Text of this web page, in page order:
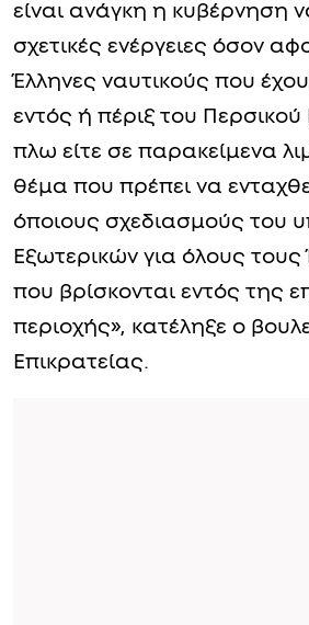
είναι ανάγκη η κυβέρνηση
σχετικές ενέργειες όσον
Έλληνες ναυτικούς που
εντός ή πέριξ του Περσικού
πλω είτε σε παρακείμενα
θέμα που πρέπει να
όποιους σχεδιασμούς του
Εξωτερικών για όλους τους
που βρίσκονται εντός της
περιοχής», κατέληξε ο
Επικρατείας.